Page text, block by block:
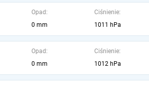
Opad:
0 mm
Ciśnienie:
1011 hPa
Opad:
0 mm
Ciśnienie:
1012 hPa